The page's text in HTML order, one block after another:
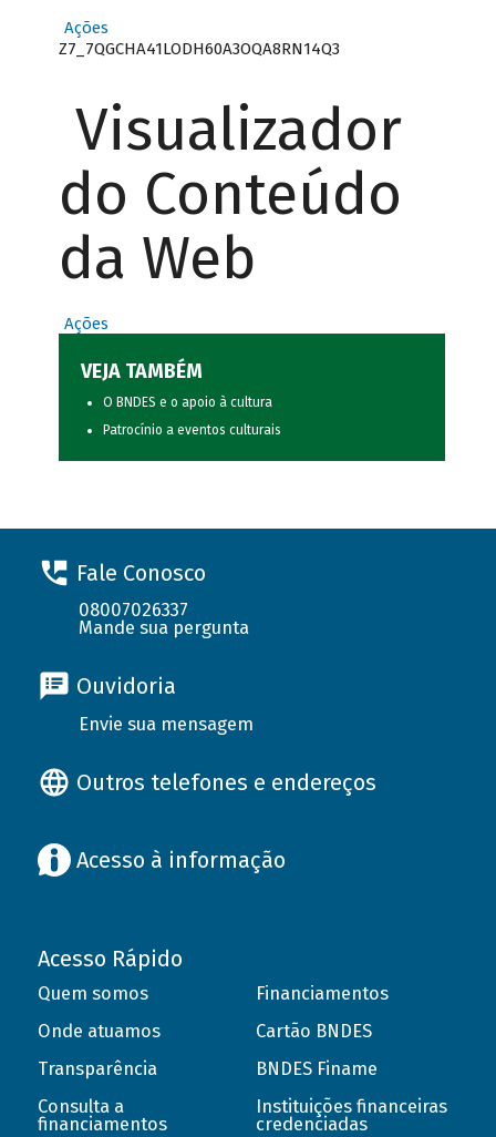
Ações
Z7_7QGCHA41LODH60A3OQA8RN14Q3
Visualizador
do Conteúdo
da Web
Ações
VEJA TAMBÉM
O BNDES e o apoio à cultura
Patrocínio a eventos culturais
Fale Conosco
08007026337
Mande sua pergunta
Ouvidoria
Envie sua mensagem
Outros telefones e endereços
Acesso à informação
Acesso Rápido
Quem somos
Onde atuamos
Transparência
Consulta a
financiamentos
Financiamentos
Cartão BNDES
BNDES Finame
Instituições financeiras
credenciadas